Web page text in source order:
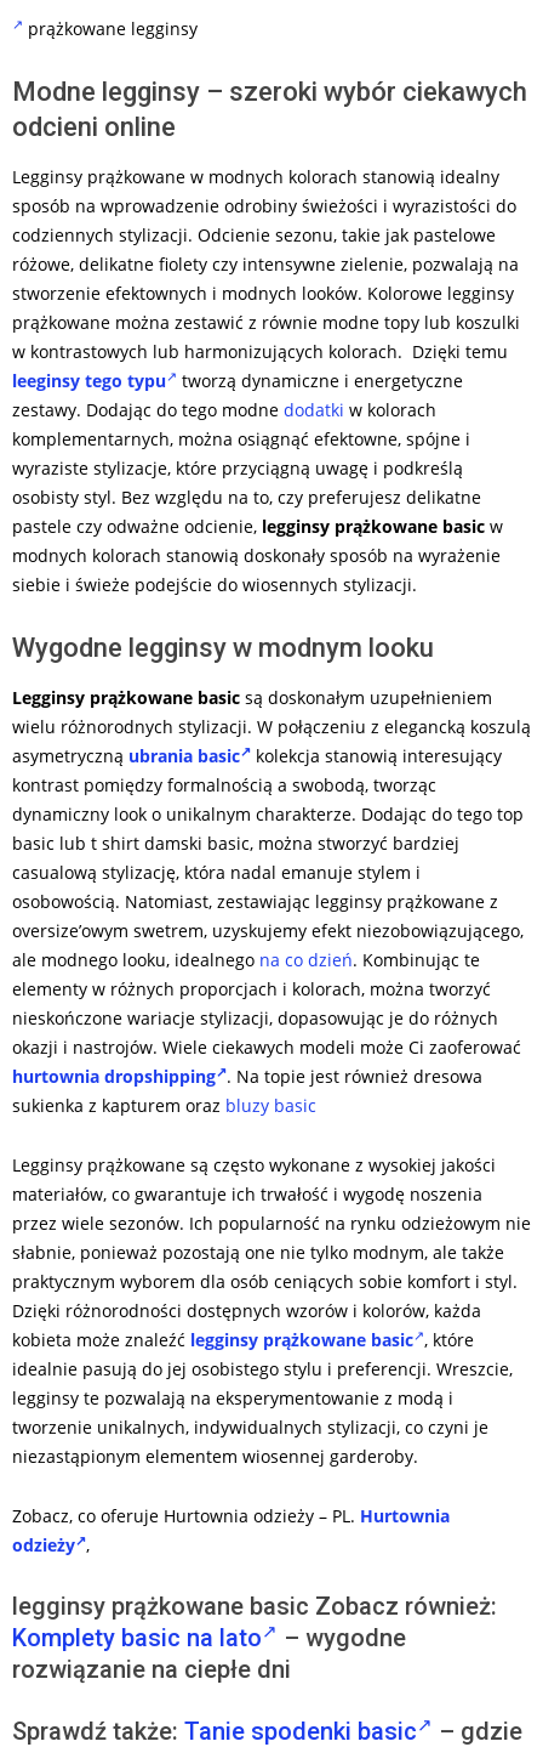
prążkowane legginsy
Modne legginsy – szeroki wybór ciekawych
odcieni online
Legginsy prążkowane w modnych kolorach stanowią idealny
sposób na wprowadzenie odrobiny świeżości i wyrazistości do
codziennych stylizacji. Odcienie sezonu, takie jak pastelowe
różowe, delikatne fiolety czy intensywne zielenie, pozwalają na
stworzenie efektownych i modnych looków. Kolorowe legginsy
prążkowane można zestawić z równie modne topy lub koszulki
w kontrastowych lub harmonizujących kolorach. Dzięki temu
leeginsy tego typu
tworzą dynamiczne i energetyczne
zestawy. Dodając do tego modne dodatki w kolorach
komplementarnych, można osiągnąć efektowne, spójne i
wyraziste stylizacje, które przyciągną uwagę i podkreślą
osobisty styl. Bez względu na to, czy preferujesz delikatne
pastele czy odważne odcienie, legginsy prążkowane basic w
modnych kolorach stanowią doskonały sposób na wyrażenie
siebie i świeże podejście do wiosennych stylizacji.
Wygodne legginsy w modnym looku
Legginsy prążkowane basic są doskonałym uzupełnieniem
wielu różnorodnych stylizacji. W połączeniu z elegancką koszulą
asymetryczną ubrania basic
kolekcja stanowią interesujący
kontrast pomiędzy formalnością a swobodą, tworząc
dynamiczny look o unikalnym charakterze. Dodając do tego top
basic lub t shirt damski basic, można stworzyć bardziej
casualową stylizację, która nadal emanuje stylem i
osobowością. Natomiast, zestawiając legginsy prążkowane z
oversize’owym swetrem, uzyskujemy efekt niezobowiązującego,
ale modnego looku, idealnego na co dzień. Kombinując te
elementy w różnych proporcjach i kolorach, można tworzyć
nieskończone wariacje stylizacji, dopasowując je do różnych
okazji i nastrojów. Wiele ciekawych modeli może Ci zaoferować
hurtownia dropshipping . Na topie jest również dresowa
sukienka z kapturem oraz bluzy basic
Legginsy prążkowane są często wykonane z wysokiej jakości
materiałów, co gwarantuje ich trwałość i wygodę noszenia
przez wiele sezonów. Ich popularność na rynku odzieżowym nie
słabnie, ponieważ pozostają one nie tylko modnym, ale także
praktycznym wyborem dla osób ceniących sobie komfort i styl.
Dzięki różnorodności dostępnych wzorów i kolorów, każda
kobieta może znaleźć legginsy prążkowane basic , które
idealnie pasują do jej osobistego stylu i preferencji. Wreszcie,
legginsy te pozwalają na eksperymentowanie z modą i
tworzenie unikalnych, indywidualnych stylizacji, co czyni je
niezastąpionym elementem wiosennej garderoby.
Zobacz, co oferuje Hurtownia odzieży – PL. Hurtownia
odzieży ,
legginsy prążkowane basic Zobacz również:
Komplety basic na lato
– wygodne
rozwiązanie na ciepłe dni
Sprawdź także: Tanie spodenki basic
– gdzie